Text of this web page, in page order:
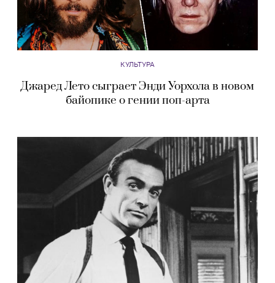
КУЛЬТУРА
Джаред Лето сыграет Энди Уорхола в новом
байопике о гении поп-арта